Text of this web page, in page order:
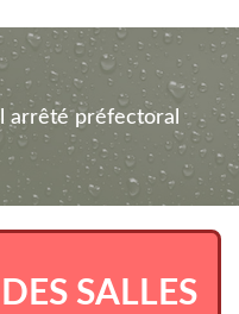
arrêté préfectoral
SALLES